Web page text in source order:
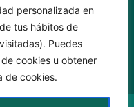
personalizada en
tus hábitos de
Puedes
cookies u obtener
de cookies.